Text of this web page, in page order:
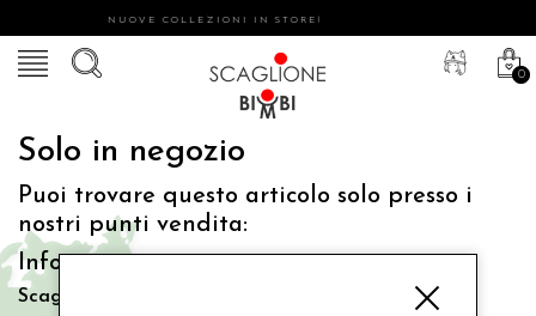
NUOVE COLLEZIONI IN STORE!
0
Solo in negozio
Puoi trovare questo articolo solo presso i
nostri punti vendita:
Info contatti
Scaglione Bimbi di Iacono Maria Angela